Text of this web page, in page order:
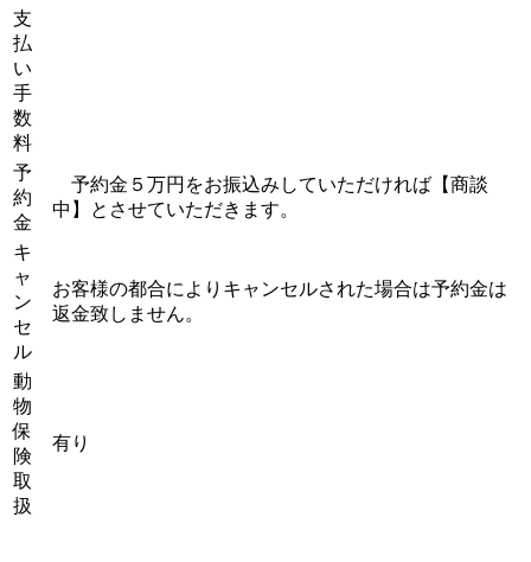
支
払
い
手
数
料
予
約
金
予約金５万円をお振込みしていただければ【商談
中】とさせていただきます。
キ
ャ
ン
セ
ル
お客様の都合によりキャンセルされた場合は予約金は
返金致しません。
動
物
保
険
取
扱
有り